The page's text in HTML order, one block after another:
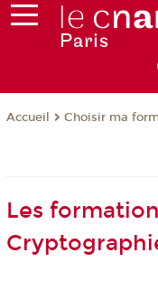
Accueil Choisir ma
Les